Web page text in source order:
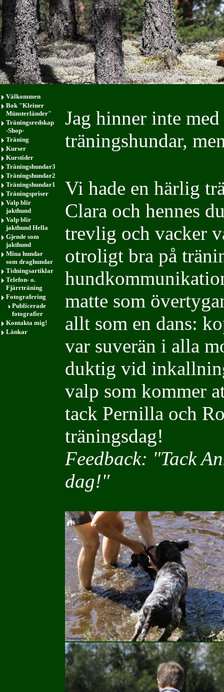
Välkommen
Bok "Kleiner
Münsterländer"
Träningsredskap
-Shop-
Träning
Kurser
Kurstider
Träningshundar3
Träningshundar2
Träningshundar1
Träningspriser
Valp blir
jakthund
Valp blir
jakthund Hella
Gjende som
jakthund
Mina hundar
som draghundar
Tidningsartiklar
Telefon- o.
Fjärrträning
Fotografering
Publicerade
fotografier
Kontakta mig!
Länkar
Jag hinner inte
träningshundar,
Vi hade en härlig
Clara och hennes
trevlig och vacker
otroligt bra på
matte som
allt som en dans:
var suverän i alla
duktig vid
valp som kommer
tack Pernilla och
träningsdag!
Feedback: "Tack
dag!"